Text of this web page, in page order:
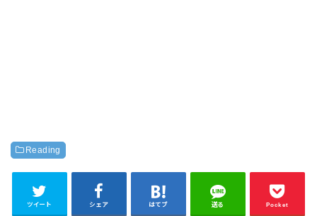
Reading
ツイート シェア はてブ 送る Pocket